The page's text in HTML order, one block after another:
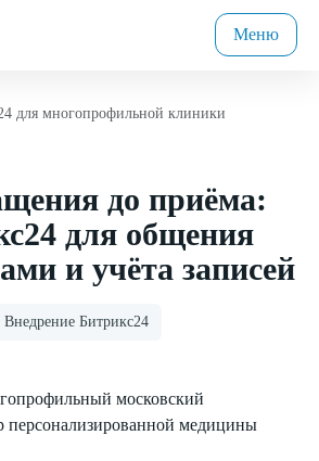
Меню
для многопрофильной клиники
до приёма:
для общения
и учёта записей
Внедрение Битрикс24
московский
персонализированной медицины